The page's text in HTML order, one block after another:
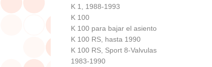
K 1, 1988-1993
K 100
K 100 para bajar el asiento
K 100 RS, hasta 1990
K 100 RS, Sport 8-Valvulas
1983-1990